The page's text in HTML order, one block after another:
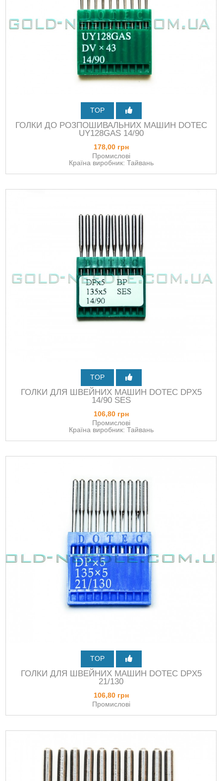
TOP
ГОЛКИ ДО РОЗПОШИВАЛЬНИХ МАШИН DOTEC
UY128GAS 14/90
178,00 грн
Промислові
Країна виробник: Тайвань
TOP
ГОЛКИ ДЛЯ ШВЕЙНИХ МАШИН DOTEC DPХ5
14/90 SES
106,80 грн
Промислові
Країна виробник: Тайвань
TOP
ГОЛКИ ДЛЯ ШВЕЙНИХ МАШИН DOTEC DPХ5
21/130
106,80 грн
Промислові